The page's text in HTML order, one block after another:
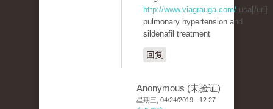
http://www.viagrauga.com/ usa[/url]
pulmonary hypertension and
sildenafil treatment
回复
Anonymous (未验证)
星期三, 04/24/2019 - 12:27